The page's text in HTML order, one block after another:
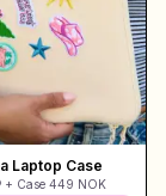
Laptop Case
+ Case 449 NOK